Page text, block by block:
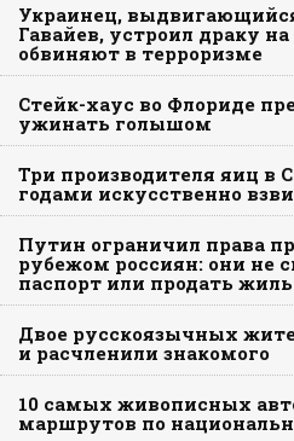
Украинец,
Гавайев, устроил драку
обвиняют в терроризме
Стейк-хаус во Флориде
ужинать голышом
Три производителя яиц в
годами искусственно
Путин ограничил права
рубежом россиян: они не
паспорт или продать
Двое русскоязычных
и расчленили знакомого
10 самых живописных
маршрутов по